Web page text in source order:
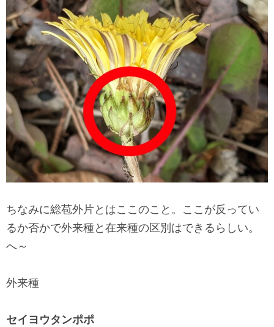
ちなみに総苞外片とはここのこと。ここが反ってい
るか否かで外来種と在来種の区別はできるらしい。
へ～
外来種
セイヨウタンポポ